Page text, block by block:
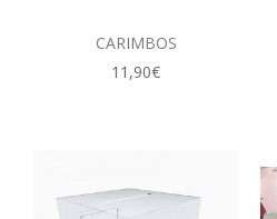
CARIMBOS
11,90€